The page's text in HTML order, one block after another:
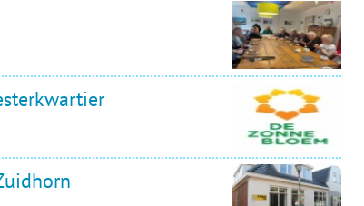
& jeugd
Partijen
Horeca & Uitgaan
Vervoer, Auto's & Fietsen
Wonen & Interieur
On-line bestellen in Zuidhorn
Financiën, Makelaars &